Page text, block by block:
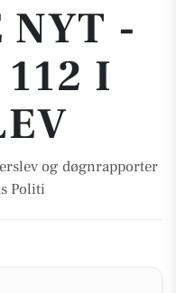
NYT -
I
og døgnrapporter
Politi